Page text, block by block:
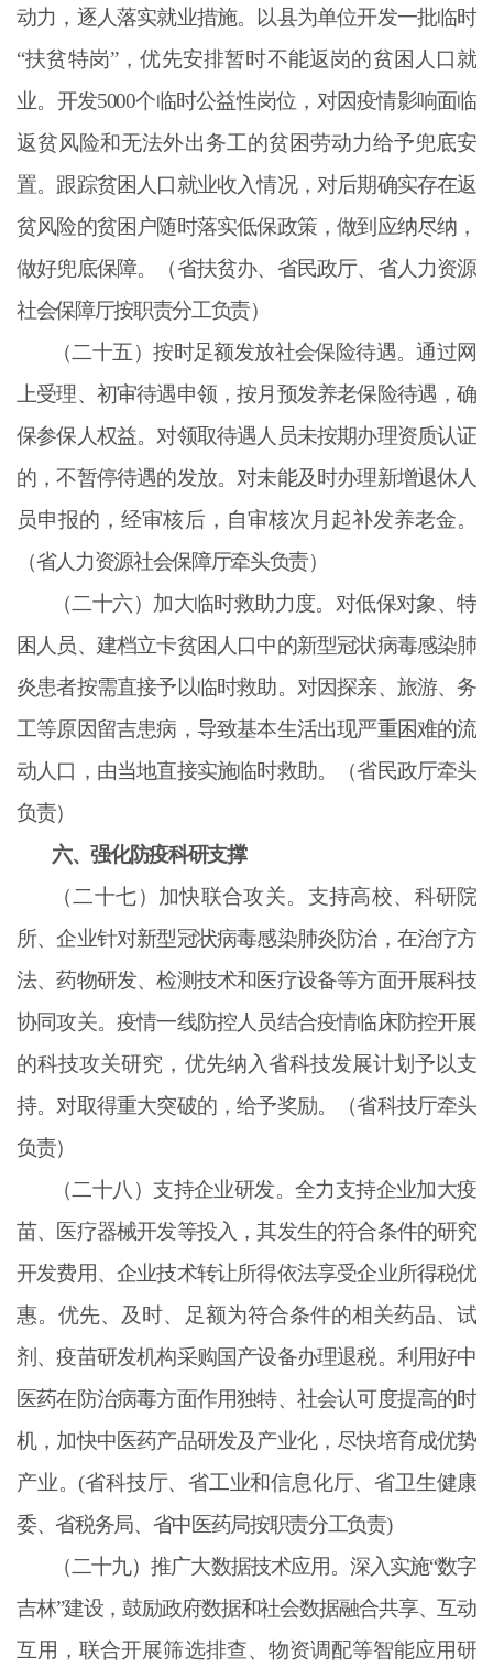
动力，逐人落实就业措施。以县为单位开发一批临时
“扶贫特岗”，优先安排暂时不能返岗的贫困人口就
业。开发5000个临时公益性岗位，对因疫情影响面临
返贫风险和无法外出务工的贫困劳动力给予兜底安
置。跟踪贫困人口就业收入情况，对后期确实存在返
贫风险的贫困户随时落实低保政策，做到应纳尽纳，
做好兜底保障。（省扶贫办、省民政厅、省人力资源
社会保障厅按职责分工负责）
（二十五）按时足额发放社会保险待遇。通过网
上受理、初审待遇申领，按月预发养老保险待遇，确
保参保人权益。对领取待遇人员未按期办理资质认证
的，不暂停待遇的发放。对未能及时办理新增退休人
员申报的，经审核后，自审核次月起补发养老金。
（省人力资源社会保障厅牵头负责）
（二十六）加大临时救助力度。对低保对象、特
困人员、建档立卡贫困人口中的新型冠状病毒感染肺
炎患者按需直接予以临时救助。对因探亲、旅游、务
工等原因留吉患病，导致基本生活出现严重困难的流
动人口，由当地直接实施临时救助。（省民政厅牵头
负责）
六、强化防疫科研支撑
（二十七）加快联合攻关。支持高校、科研院
所、企业针对新型冠状病毒感染肺炎防治，在治疗方
法、药物研发、检测技术和医疗设备等方面开展科技
协同攻关。疫情一线防控人员结合疫情临床防控开展
的科技攻关研究，优先纳入省科技发展计划予以支
持。对取得重大突破的，给予奖励。（省科技厅牵头
负责）
（二十八）支持企业研发。全力支持企业加大疫
苗、医疗器械开发等投入，其发生的符合条件的研究
开发费用、企业技术转让所得依法享受企业所得税优
惠。优先、及时、足额为符合条件的相关药品、试
剂、疫苗研发机构采购国产设备办理退税。利用好中
医药在防治病毒方面作用独特、社会认可度提高的时
机，加快中医药产品研发及产业化，尽快培育成优势
产业。(省科技厅、省工业和信息化厅、省卫生健康
委、省税务局、省中医药局按职责分工负责)
（二十九）推广大数据技术应用。深入实施“数字
吉林”建设，鼓励政府数据和社会数据融合共享、互动
互用，联合开展筛选排查、物资调配等智能应用研